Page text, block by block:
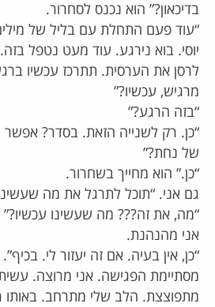
בדיכאון?” הוא נכנס לסחרור.
“עוד פעם התחלת עם בליל של
יוסי. בוא נירגע. עוד מעט נטפל
לרסן את הערסית. תתרכז עכשיו
מרגיש, עכשיו?”
“בזה הרגע?”
“כן. רק לשנייה הזאת. בסדר? אפשר
של נחת?”
“כן.” הוא מחייך בשחרור.
גם אני. “תוכל לתרגל את מה
“מה, את זה??? מה שעשינו עכשיו?”
אני מהנהנת.
“כן, אין בעיה. אם זה יעזור לי. בכיף”.
מסתיימת הפגישה. אני מרוצה.
מתפוצצת. הלב שלי מתרחב. באותו